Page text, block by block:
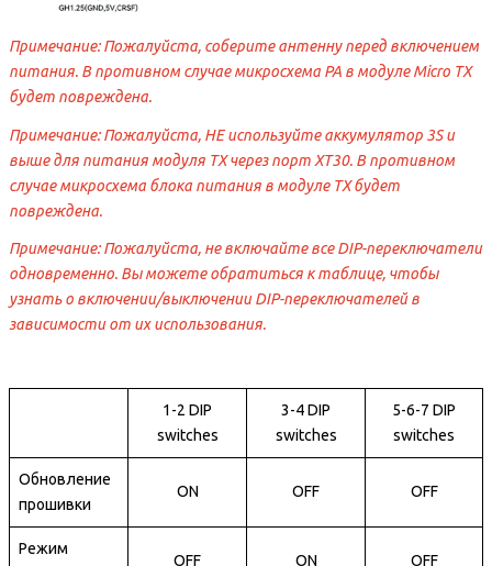
Примечание: Пожалуйста, соберите антенну перед включением
питания. В противном случае микросхема PA в модуле Micro TX
будет повреждена.
Примечание: Пожалуйста, НЕ используйте аккумулятор 3S и
выше для питания модуля TX через порт XT30. В противном
случае микросхема блока питания в модуле TX будет
повреждена.
Примечание: Пожалуйста, не включайте все DIP-переключатели
одновременно. Вы можете обратиться к таблице, чтобы
узнать о включении/выключении DIP-переключателей в
зависимости от их использования.
1-2 DIP
switches
3-4 DIP
switches
5-6-7 DIP
switches
Обновление
прошивки
ON OFF OFF
Режим
OFF ON OFF